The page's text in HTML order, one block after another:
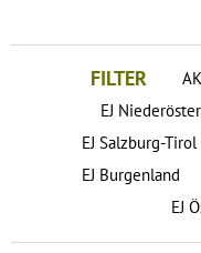
FILTER
EJ
EJ Salzburg-Tirol
EJ Burgenland
EJ